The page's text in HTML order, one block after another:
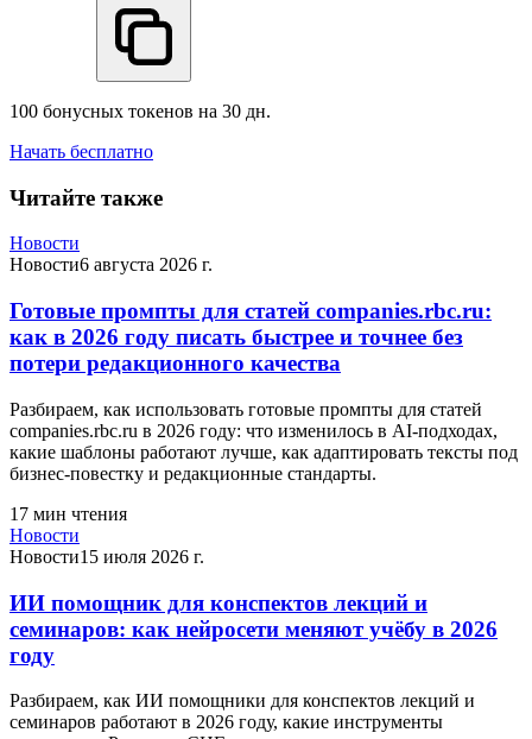
100 бонусных токенов на 30 дн.
Начать бесплатно
Читайте также
Новости
Новости6 августа 2026 г.
Готовые промпты для статей companies.rbc.ru:
как в 2026 году писать быстрее и точнее без
потери редакционного качества
Разбираем, как использовать готовые промпты для статей
companies.rbc.ru в 2026 году: что изменилось в AI-подходах,
какие шаблоны работают лучше, как адаптировать тексты под
бизнес-повестку и редакционные стандарты.
17 мин чтения
Новости
Новости15 июля 2026 г.
ИИ помощник для конспектов лекций и
семинаров: как нейросети меняют учёбу в 2026
году
Разбираем, как ИИ помощники для конспектов лекций и
семинаров работают в 2026 году, какие инструменты